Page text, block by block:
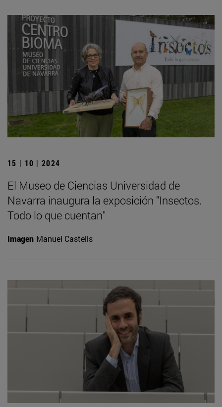
15 | 10 | 2024
El Museo de Ciencias Universidad de
Navarra inaugura la exposición "Insectos.
Todo lo que cuentan"
Imagen Manuel Castells